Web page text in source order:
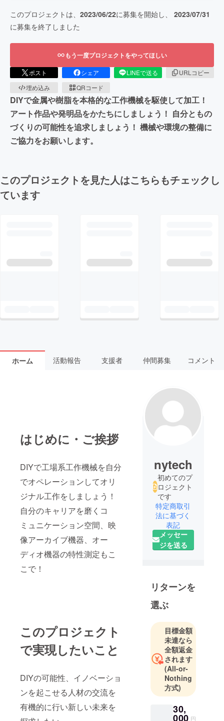
このプロジェクトは、 2023/06/22に募集を開始し、 2023/07/31
に募集を終了しました
もう一度プロジェクトをやってほしい
ポスト シェア LINEで送る
URLコピー
埋め込み
QRコード
DIYで金属や樹脂を本格的な工作機械を駆使して加工！
アート作品や発明品をかたちにしましょう！ 自分ともの
づくりの可能性を追求しましょう！ 機械や環境の整備に
ご協力をお願いします。
このプロジェクトを見た人はこちらもチェックし
ています
ホーム 活動報告 支援者 仲間募集 コメント
はじめに・ご挨拶
DIYで工場系工作機械を自分
でオペレーションしてオリ
ジナル工作をしましょう！
自分のキャリアを磨くコ
ミュニケーション空間、映
像アーカイブ機器、オー
ディオ機器の特性測定もこ
こで！
このプロジェクト
で実現したいこと
DIYの可能性、イノベーショ
ンを起こせる人材の交流を
有機的に行い新しい未来を
nytech
初めてのプ
ロジェクト
です
特定商取引
法に基づく
表記
メッセー
ジを送る
リターンを
選ぶ
目標金額
未達なら
全額返金
されます
(All-or-
Nothing
方式)
30,
000 円